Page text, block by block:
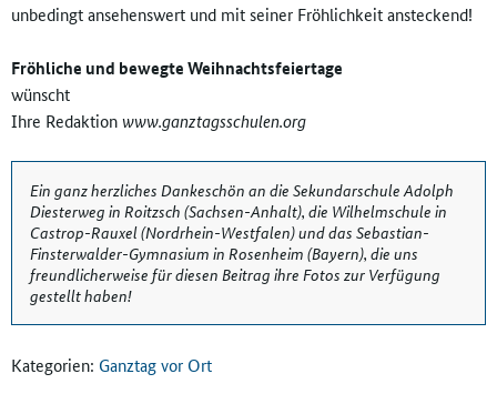
unbedingt ansehenswert und mit seiner Fröhlichkeit ansteckend!
Fröhliche und bewegte Weihnachtsfeiertage
wünscht
Ihre Redaktionwww.ganztagsschulen.org
Ein ganz herzliches Dankeschön an die Sekundarschule Adolph
Diesterweg in Roitzsch (Sachsen-Anhalt), die Wilhelmschule in
Castrop-Rauxel (Nordrhein-Westfalen) und das Sebastian-
Finsterwalder-Gymnasium in Rosenheim (Bayern), die uns
freundlicherweise für diesen Beitrag ihre Fotos zur Verfügung
gestellt haben!
Kategorien: Ganztag vor Ort